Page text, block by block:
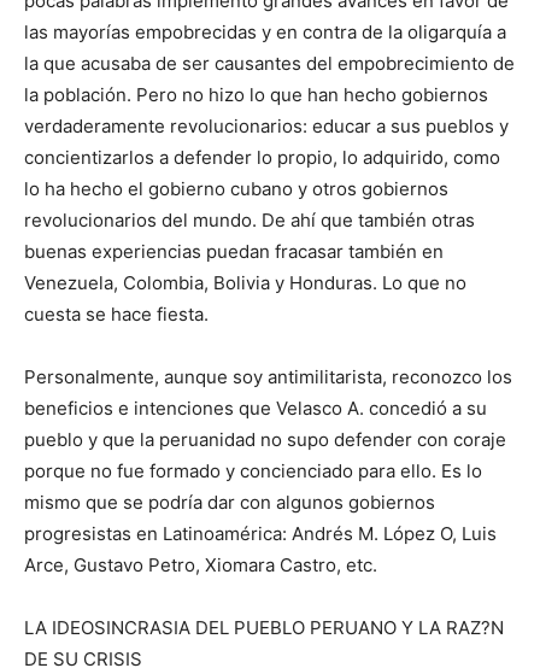
las mayorías empobrecidas y en contra de la oligarquía a
la que acusaba de ser causantes del empobrecimiento de
la población. Pero no hizo lo que han hecho gobiernos
verdaderamente revolucionarios: educar a sus pueblos y
concientizarlos a defender lo propio, lo adquirido, como
lo ha hecho el gobierno cubano y otros gobiernos
revolucionarios del mundo. De ahí que también otras
buenas experiencias puedan fracasar también en
Venezuela, Colombia, Bolivia y Honduras. Lo que no
cuesta se hace fiesta.
Personalmente, aunque soy antimilitarista, reconozco los
beneficios e intenciones que Velasco A. concedió a su
pueblo y que la peruanidad no supo defender con coraje
porque no fue formado y concienciado para ello. Es lo
mismo que se podría dar con algunos gobiernos
progresistas en Latinoamérica: Andrés M. López O, Luis
Arce, Gustavo Petro, Xiomara Castro, etc.
LA IDEOSINCRASIA DEL PUEBLO PERUANO Y LA RAZ?N
DE SU CRISIS